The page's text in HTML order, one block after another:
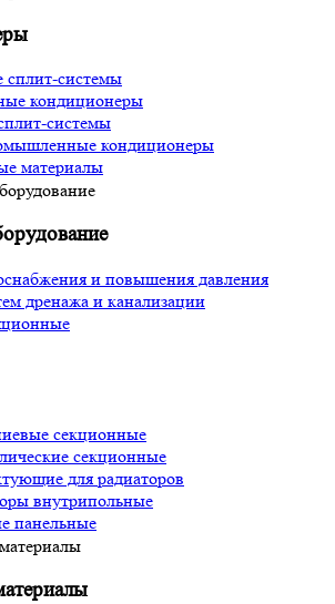
сплит-системы
кондиционеры
системы
кондиционеры
материалы
и повышения давления
дренажа и канализации
секционные
секционные
для радиаторов
внутрипольные
панельные